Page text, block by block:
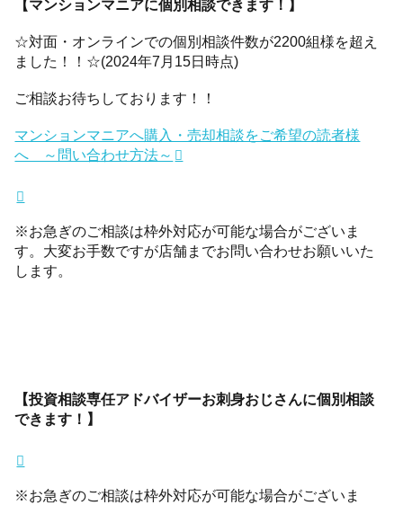
【マンションマニアに個別相談できます！】
☆対面・オンラインでの個別相談件数が2200組様を超え
ました！！☆(2024年7月15日時点)
ご相談お待ちしております！！
マンションマニアへ購入・売却相談をご希望の読者様
へ ～問い合わせ方法～
※お急ぎのご相談は枠外対応が可能な場合がございま
す。大変お手数ですが店舗までお問い合わせお願いいた
します。
【投資相談専任アドバイザーお刺身おじさんに個別相談
できます！】
※お急ぎのご相談は枠外対応が可能な場合がございま